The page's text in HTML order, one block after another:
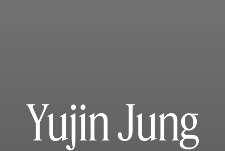
Yujin Jung